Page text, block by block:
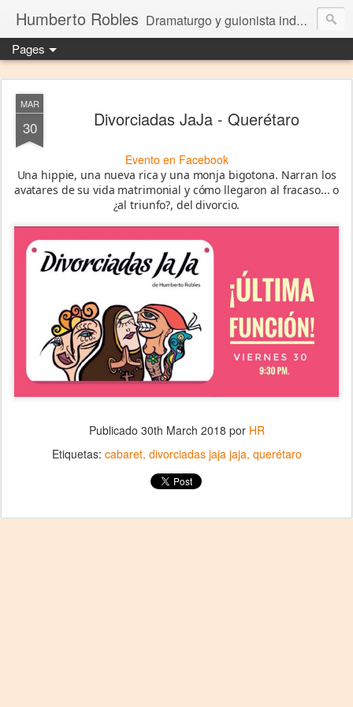
Humberto Robles Dramaturgo y guionista independiente
Pages
MAR
30 Divorciadas JaJa - Querétaro
Evento en Facebook
Una hippie, una nueva rica y una monja bigotona. Narran los
avatares de su vida matrimonial y cómo llegaron al fracaso... o
¿al triunfo?, del divorcio.
Publicado 30th March 2018 por HR
Etiquetas: cabaret divorciadas jaja jaja querétaro